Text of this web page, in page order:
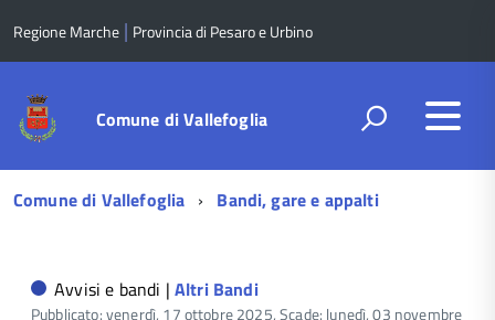
Regione Marche | Provincia di Pesaro e Urbino
Comune di Vallefoglia
Menu
di
Comune di Vallefoglia Bandi, gare e appalti
Avvisi e bandi | Altri Bandi
Pubblicato: venerdì, 17 ottobre 2025,Scade: lunedì, 03 novembre